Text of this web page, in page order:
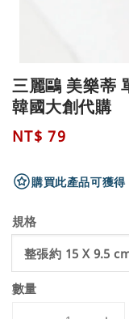
三麗鷗 美樂蒂
韓國大創代購
Regular
NT$ 79
購買此產品可獲
規格
數量